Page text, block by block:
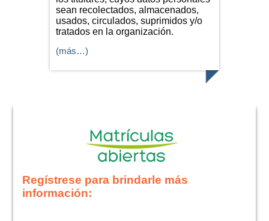
sean recolectados, almacenados,
usados, circulados, suprimidos y/o
tratados en la organización.
(más…)
Regístrese para brindarle más
información: